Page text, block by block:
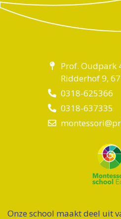
Prof. Oudpark
Ridderhof 9,
0318-625366
0318-637335
Onze school maakt deel uit